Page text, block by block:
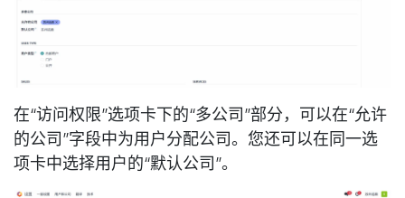
在“访问权限”选项卡下的“多公司”部分，可以在“允许
的公司”字段中为用户分配公司。您还可以在同一选
项卡中选择用户的“默认公司”。